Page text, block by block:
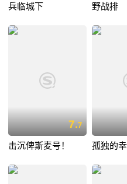
兵临城下 野战排
7.7
击沉俾斯麦号！ 孤独的